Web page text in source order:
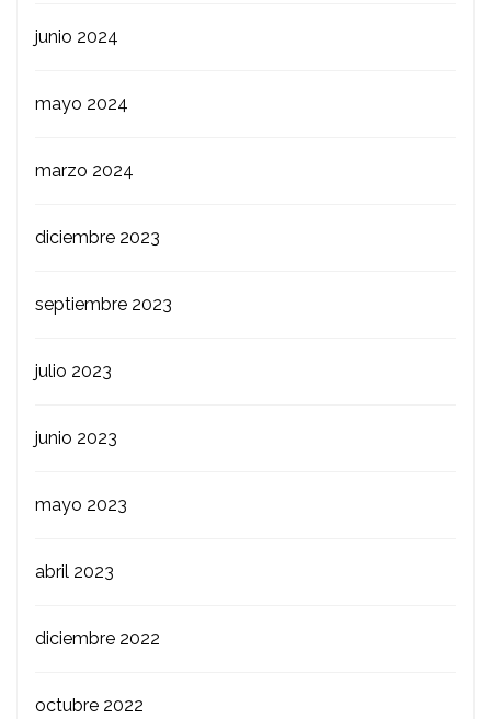
junio 2024
mayo 2024
marzo 2024
diciembre 2023
septiembre 2023
julio 2023
junio 2023
mayo 2023
abril 2023
diciembre 2022
octubre 2022